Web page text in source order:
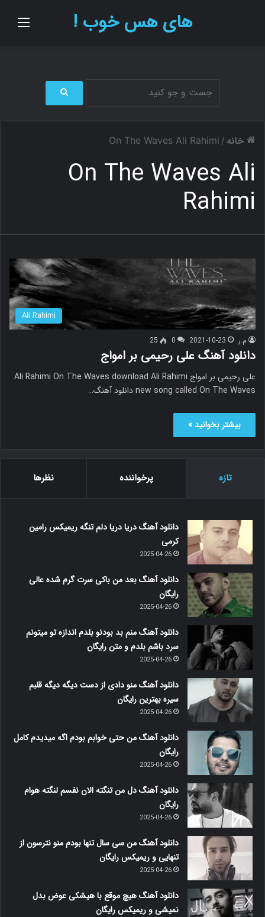
های هس خوب !
ج
خانه /
On The Waves Ali Rahimi
On The Waves Ali
Rahimi
Ali Rahimi
م.ر 2021-10-23
0
25
دانلود آهنگ علی رحیمی بر امواج
علی رحیمی بر امواج Ali Rahimi On The Waves download Ali Rahimi
new song called On The Waves دانلود آهنگ…
بیشتر بخوانید »
تازه پرخواننده نظرها
دانلود آهنگ دریا دریا دلم تنگه ریمیکس رامین
کرمی
2025-04-26
دانلود آهنگ بعد من باکی سرت گرم شده عالی
رایگان
2025-04-26
دانلود آهنگ منم بد بودنو بلدم اندازه تو میتونم
سرد باشم بلدم و متن رایگان
2025-04-26
دانلود آهنگ منو دادی از دست دیگه دیگه قلبم
سیره بهترین رایگان
2025-04-26
دانلود آهنگ من حتی خوابم بودم اگه میدیدم کامل
رایگان
2025-04-26
دانلود آهنگ دل من تنگته الان نفسم لنگته هوام
رایگان
2025-04-26
دانلود آهنگ من سی سال تنها بودم منو نترسون از
تنهایی و ریمیکس رایگان
2025-04-26
دانلود آهنگ هیچ موقع با هیشکی عوض بدل
نمیشی و ریمیکس رایگان